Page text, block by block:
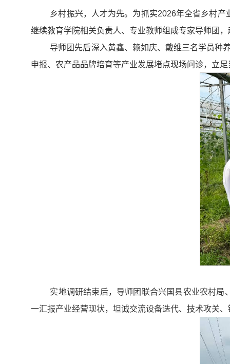
乡村振兴，人才为先。为抓实2026年全省乡村
继续教育学院相关负责人、专业教师组成专家导师团
导师团先后深入黄鑫、赖如庆、戴维三名学员种
申报、农产品品牌培育等产业发展堵点现场问诊，立
实地调研结束后，导师团联合兴国县农业农村局
一汇报产业经营现状，坦诚交流设备迭代、技术攻关